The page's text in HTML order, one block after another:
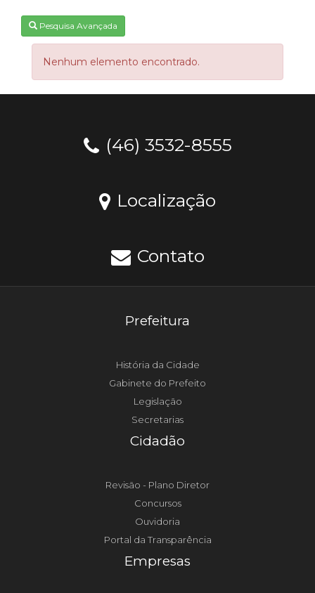
Pesquisa Avançada
Nenhum elemento encontrado.
(46) 3532-8555
Localização
Contato
Prefeitura
História da Cidade
Gabinete do Prefeito
Legislação
Secretarias
Cidadão
Revisão - Plano Diretor
Concursos
Ouvidoria
Portal da Transparência
Empresas